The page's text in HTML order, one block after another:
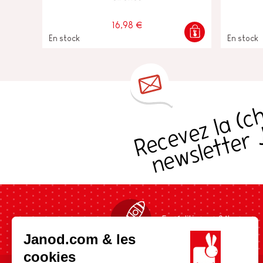
Janod.com & les
cookies
16,98 €
En stock En stock
Expédition en 24h